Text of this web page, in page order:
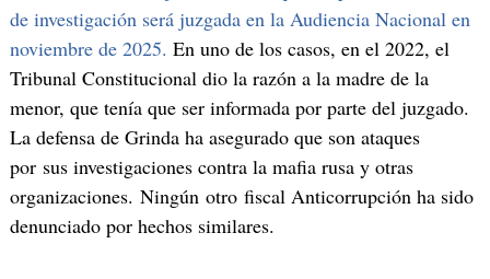
de investigación será juzgada en la Audiencia Nacional en
noviembre de 2025. En uno de los casos, en el 2022, el
Tribunal Constitucional dio la razón a la madre de la
menor, que tenía que ser informada por parte del juzgado.
La defensa de Grinda ha asegurado que son ataques
por sus investigaciones contra la mafia rusa y otras
organizaciones. Ningún otro fiscal Anticorrupción ha sido
denunciado por hechos similares.